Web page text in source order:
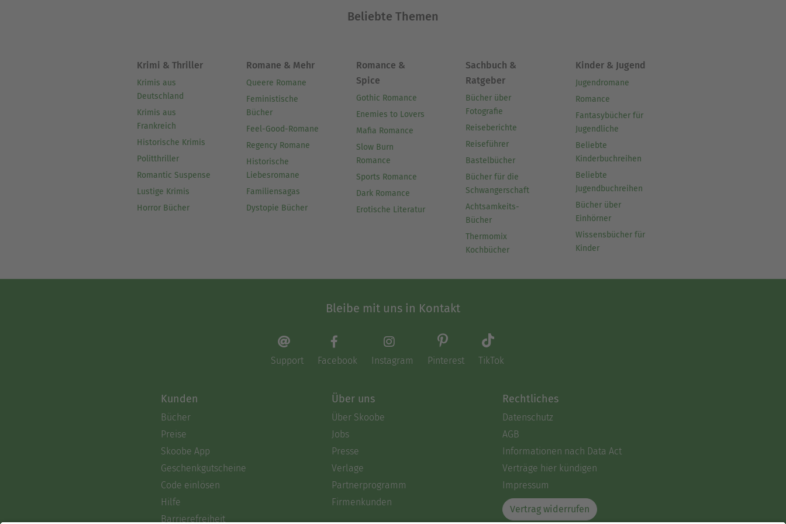
Beliebte Themen
Krimi & Thriller
Krimis aus
Deutschland
Krimis aus
Frankreich
Historische Krimis
Politthriller
Romantic Suspense
Lustige Krimis
Horror Bücher
Romane & Mehr
Queere Romane
Feministische
Bücher
Feel-Good-Romane
Regency Romane
Historische
Liebesromane
Familiensagas
Dystopie Bücher
Romance &
Spice
Gothic Romance
Enemies to Lovers
Mafia Romance
Slow Burn
Romance
Sports Romance
Dark Romance
Erotische Literatur
Sachbuch &
Ratgeber
Bücher über
Fotografie
Reiseberichte
Reiseführer
Bastelbücher
Bücher für die
Schwangerschaft
Achtsamkeits-
Bücher
Thermomix
Kochbücher
Kinder & Jugend
Jugendromane
Romance
Fantasybücher für
Jugendliche
Beliebte
Kinderbuchreihen
Beliebte
Jugendbuchreihen
Bücher über
Einhörner
Wissensbücher für
Kinder
Bleibe mit uns in Kontakt
Support Facebook Instagram Pinterest TikTok
Kunden
Bücher
Preise
Skoobe App
Geschenkgutscheine
Code einlösen
Hilfe
Barrierefreiheit
Über uns
Über Skoobe
Jobs
Presse
Verlage
Partnerprogramm
Firmenkunden
Rechtliches
Datenschutz
AGB
Informationen nach Data Act
Verträge hier kündigen
Impressum
Vertrag widerrufen